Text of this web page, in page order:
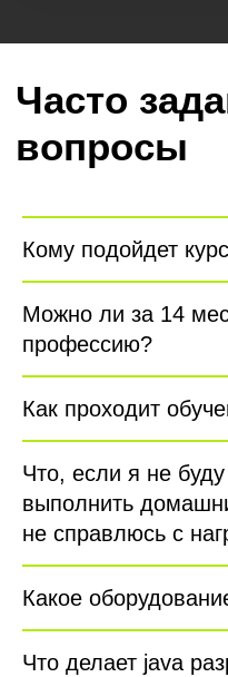
Кому подойдет
Можно ли за 14
профессию?
Как проходит
Что, если я не буду
выполнить
не справлюсь с
Какое
Что делает java